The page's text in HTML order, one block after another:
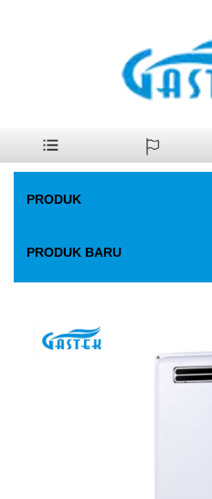
PRODUK
PRODUK BARU